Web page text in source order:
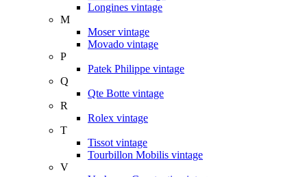
Longines vintage
M
Moser vintage
Movado vintage
P
Patek Philippe vintage
Q
Qte Botte vintage
R
Rolex vintage
T
Tissot vintage
Tourbillon Mobilis vintage
V